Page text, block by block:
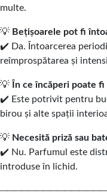
multe.
💡 Bețișoarele pot fi
✔️ Da. Întoarcerea
reîmprospătarea și
💡
În ce încăperi poate
✔️ Este potrivit pentru
birou și alte spații
💡 Necesită priză sau
✔️ Nu. Parfumul este
introduse în lichid.